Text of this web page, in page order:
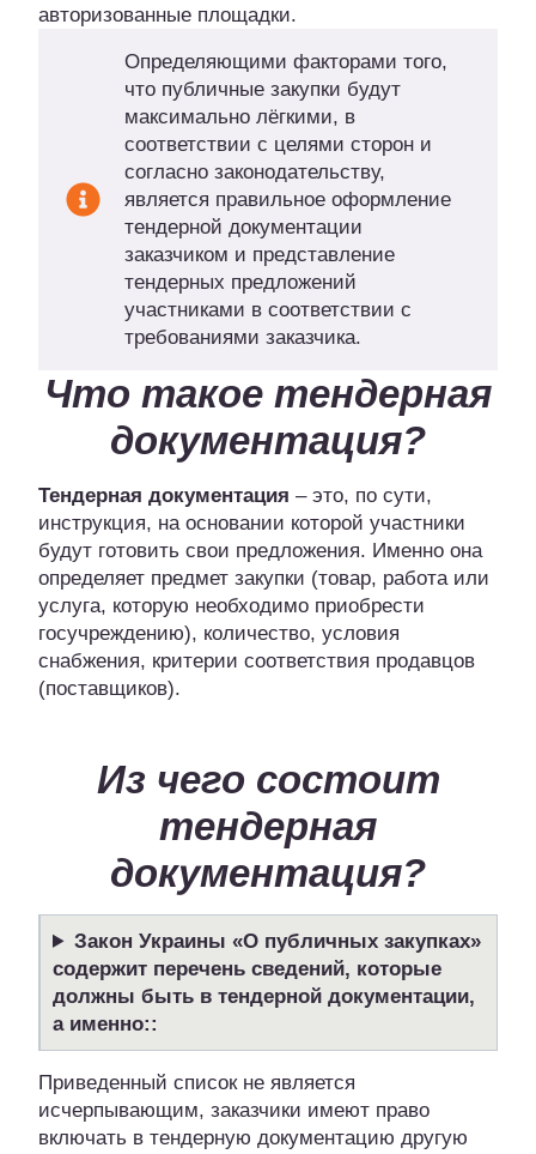
авторизованные площадки.
Определяющими факторами того,
что публичные закупки будут
максимально лёгкими, в
соответствии с целями сторон и
согласно законодательству,
является правильное оформление
тендерной документации
заказчиком и представление
тендерных предложений
участниками в соответствии с
требованиями заказчика.
Что такое тендерная
документация?
Тендерная документация – это, по сути,
инструкция, на основании которой участники
будут готовить свои предложения. Именно она
определяет предмет закупки (товар, работа или
услуга, которую необходимо приобрести
госучреждению), количество, условия
снабжения, критерии соответствия продавцов
(поставщиков).
Из чего состоит
тендерная
документация?
Закон Украины «О публичных закупках»
содержит перечень сведений, которые
должны быть в тендерной документации,
а именно::
Приведенный список не является
исчерпывающим, заказчики имеют право
включать в тендерную документацию другую